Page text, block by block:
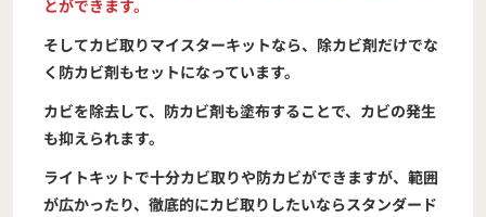
とができます。
そしてカビ取りマイスターキットなら、除カビ剤だけでな
く防カビ剤もセットになっています。
カビを除去して、防カビ剤も塗布することで、カビの発生
も抑えられます。
ライトキットで十分カビ取りや防カビができますが、範囲
が広かったり、徹底的にカビ取りしたいならスタンダード